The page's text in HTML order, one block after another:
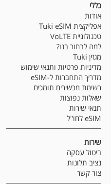
כללי
אודות
אפליקצית Tuki eSIM
טכנולוגיית VoLTE
למה לבחור בנו?
מגזין Tuki
מדיניות פרטיות ותנאי שימוש
מדריך התחברות ל-eSIM
רשימת מכשירים תומכים
שאלות נפוצות
תנאי שירות
eSIM לחו"ל
שירות
ביטול עסקה
נציב תלונות
צור קשר